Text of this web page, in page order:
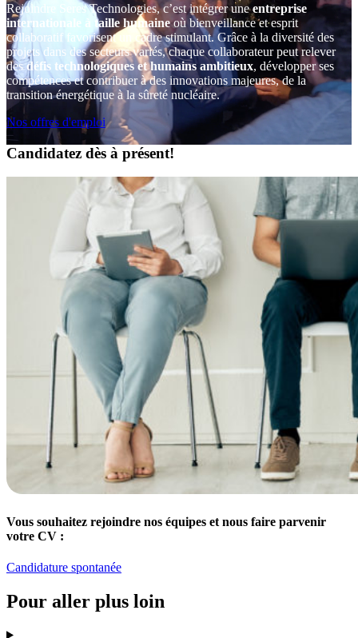
Rejoindre Seres Technologies, c’est intégrer uneentreprise
internationale à taille humaineoù bienveillance et esprit
collaboratif favorisent un cadre stimulant. Grâce à la diversité des
projets dans des secteurs variés, chaque collaborateur peut relever
desdéfis technologiques et humains ambitieux, développer ses
compétences et contribuer à des innovations majeures, de la
transition énergétique à la sûreté nucléaire.
Nos offres d'emploi
Candidatez dès à présent!
Vous souhaitez rejoindre nos équipes et nous faire parvenir
votre CV :
Candidature spontanée
Pour aller plus loin